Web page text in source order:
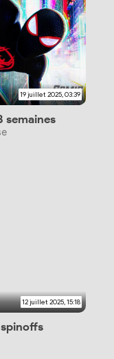
19 juillet 2025, 03:39
semaines
12 juillet 2025, 15:18